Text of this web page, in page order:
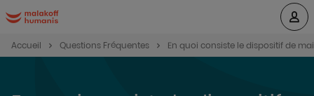
Accueil Questions Fréquentes En quoi consiste le dispositif de